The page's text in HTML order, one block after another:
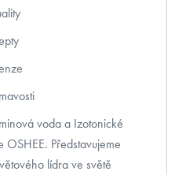
voda a Izotonické
OSHEE. Představujeme
lídra ve světě